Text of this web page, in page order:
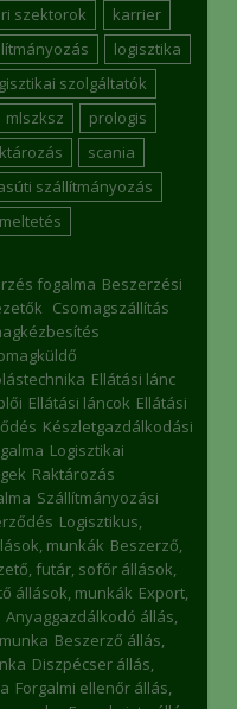
szektorok
karrier
logisztika
szolgáltatók
mlszksz
prologis
scania
szállítmányozás
fogalma Beszerzési
Csomagszállítás
Ellátási lánc
Ellátási láncok Ellátási
Készletgazdálkodási
Logisztikai
Raktározás
Szállítmányozási
Logisztikus,
munkák Beszerző,
futár, sofőr állások,
állások, munkák Export,
Anyaggazdálkodó állás,
Beszerző állás,
Diszpécser állás,
Forgalmi ellenőr állás,